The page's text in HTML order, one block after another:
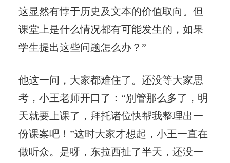
这显然有悖于历史及文本的价值取向。但
课堂上是什么情况都有可能发生的，如果
学生提出这些问题怎么办？”
他这一问，大家都难住了。还没等大家思
考，小王老师开口了：“别管那么多了，明
天就要上课了，拜托诸位快帮我整理出一
份课案吧！”这时大家才想起，小王一直在
做听众。是呀，东拉西扯了半天，还没一